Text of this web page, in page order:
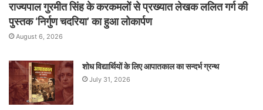
राज्यपाल गुरमीत सिंह के करकमलों से प्रख्यात लेखक ललित गर्ग की
पुस्तक ‘निर्गुण चदरिया’ का हुआ लोकार्पण
August 6, 2026
शोध विद्यार्थियों के लिए आपातकाल का सन्दर्भ ग्रन्थ
July 31, 2026